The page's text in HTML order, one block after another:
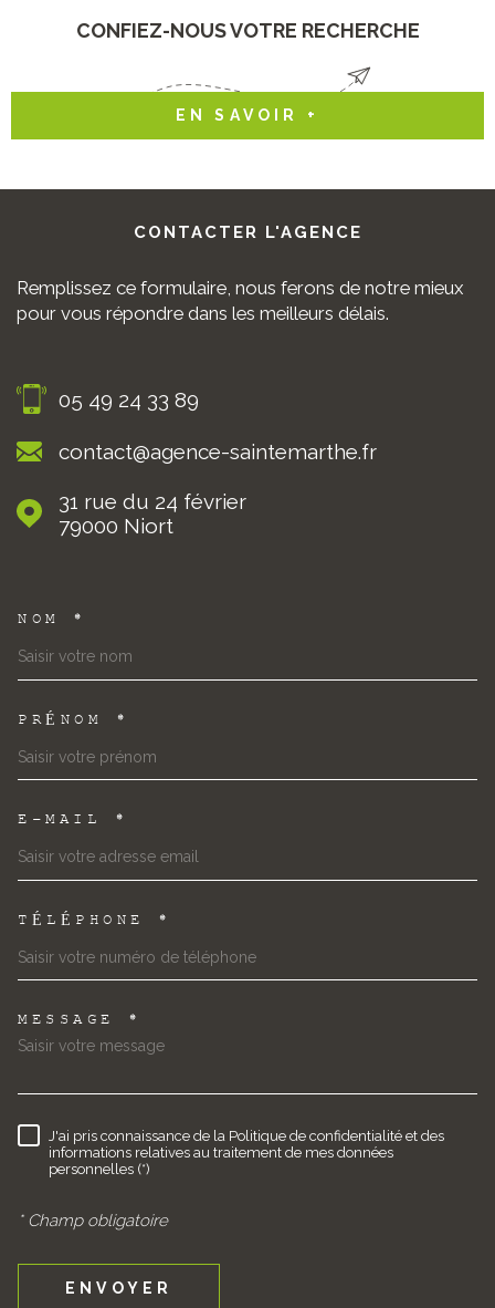
CONFIEZ-NOUS VOTRE RECHERCHE
EN SAVOIR +
CONTACTER L'AGENCE
Remplissez ce formulaire, nous ferons de notre mieux
pour vous répondre dans les meilleurs délais.
05 49 24 33 89
contact@agence-saintemarthe.fr
31 rue du 24 février
79000
Niort
NOM *
PRÉNOM *
E-MAIL *
TÉLÉPHONE *
MESSAGE *
RÈGLEMENTATION
J'ai pris connaissance de la Politique de confidentialité et des
informations relatives au traitement de mes données
personnelles (*)
* Champ obligatoire
ENVOYER